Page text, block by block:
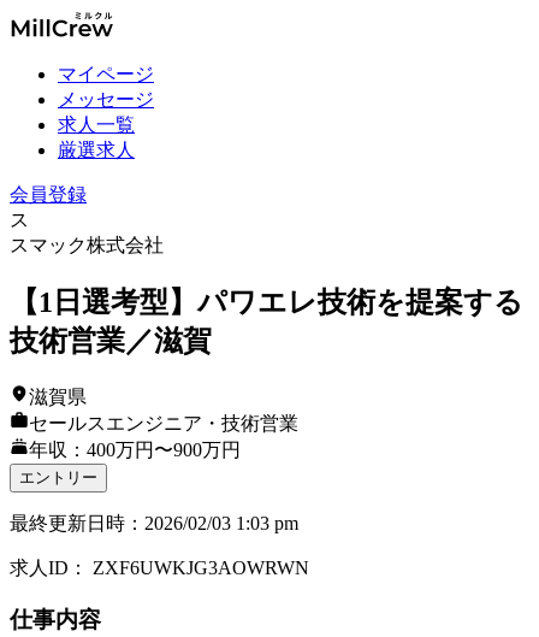
マイページ
メッセージ
求人一覧
厳選求人
会員登録
ス
スマック株式会社
【1日選考型】パワエレ技術を提案する
技術営業／滋賀
滋賀県
セールスエンジニア・技術営業
年収：400万円〜900万円
エントリー
最終更新日時 ： 2026/02/03 1:03 pm
求人ID ： ZXF6UWKJG3AOWRWN
仕事内容